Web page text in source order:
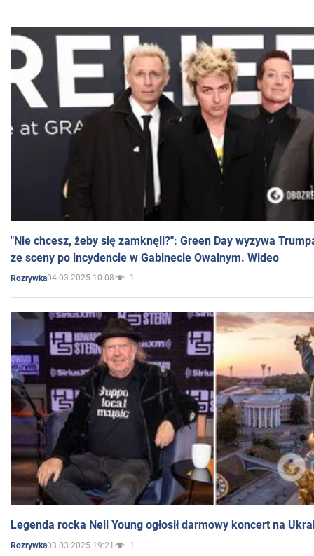
"Nie chcesz, żeby się zamknęli?": Green Day wyzywa
ze sceny po incydencie w Gabinecie Owalnym. Wideo
Rozrywka04.03.2025 10:08 1
Legenda rocka Neil Young ogłosił darmowy koncert na
Rozrywka03.03.2025 19:21 1